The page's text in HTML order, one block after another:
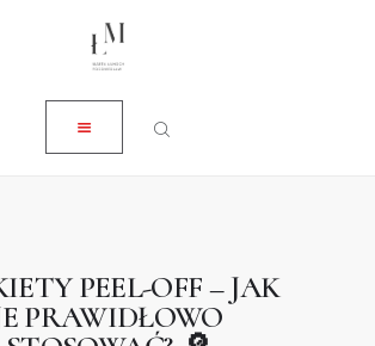
PEEL-OFF – JAK
PRAWIDŁOWO